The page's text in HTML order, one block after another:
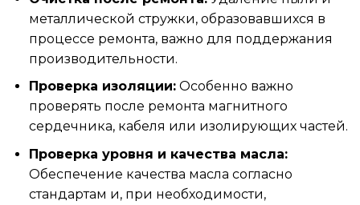
металлической стружки, образовавшихся в
процессе ремонта, важно для поддержания
производительности.
Проверка изоляции:Особенно важно
проверять после ремонта магнитного
сердечника, кабеля или изолирующих частей.
Проверка уровня и качества масла:
Обеспечение качества масла согласно
стандартам и, при необходимости,